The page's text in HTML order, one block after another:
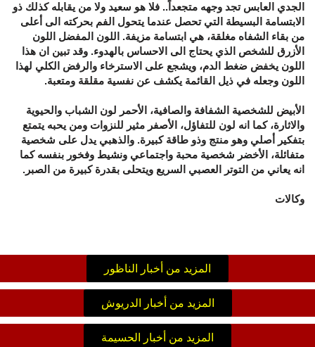
الجدي‮ ‬العابس تجد وجهه متجعداً‮.. ‬فلا هو سعيد ولا من‮ ‬يقابله كذلك ذو
الابتسامة البسيطة التي‮ ‬تحصل عندما‮ ‬يتحول الفم بحركته الى أعلى
من بقاء الشفاه مغلقة،‮ ‬هي‮ ‬ابتسامة مزيفة‮.‬ اللون المفضل اللون
الأزرق للشخص الذي‮ ‬يحتاج الى الاحساس بالهدوء‮. ‬وقد تبين ان هذا
اللون‮ ‬يخفض ضغط الدم،‮ ‬ويشجع على الاسترخاء والرفض الكلي‮ ‬لهذا
اللون وجعله في‮ ‬ذيل القائمة‮ ‬يكشف عن نفسية مقلقة ومتعبة‮.
‬الأبيض للشخصية الشفافة والصافية،‮ ‬الأحمر لون الشباب والحيوية
والاثارة،‮ ‬كما انه لون للتفاؤل،‮ ‬الأصفر مثير للنزوات ومن‮ ‬يحبه‮ ‬يتمتع
بتفكير أصلي‮ ‬وهو منتج وذو طاقة كبيرة‮. ‬والذهبي‮ ‬يدل على شخصية
متفائلة،‮ ‬الأخضر شخصية محبة واجتماعي‮ ‬ونشيط وفخور بنفسه كما
انه‮ ‬يعاني‮ ‬من التوتر العصبي‮ ‬السريع ويتحلى بقدرة كبيرة من الصبر‮.‬
وكالات
المزيد من أخبار الناظور
المزيد من أخبار الدريوش
المزيد من أخبار الحسيمة